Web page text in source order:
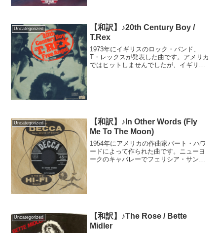
Uncategorized
【和訳】♪20th Century Boy /
T.Rex
1973年にイギリスのロック・バンド、
T・レックスが発表した曲です。アメリカ
ではヒットしませんでしたが、イギリス
Uncategorized
【和訳】♪In Other Words (Fly
Me To The Moon)
1954年にアメリカの作曲家バート・ハワ
ードによって作られた曲です。ニューヨ
ークのキャバレーでフェリシア・サンダ
Uncategorized
【和訳】♪The Rose / Bette
Midler